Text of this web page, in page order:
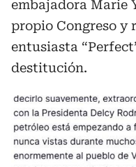
embajadora Marie
propio Congreso y
entusiasta
destitución.